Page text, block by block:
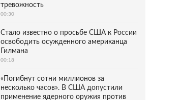
тревожность
00:30
Стало известно о просьбе США к России
освободить осужденного американца
Гилмана
00:18
«Погибнут сотни миллионов за
несколько часов». В США допустили
применение ядерного оружия против